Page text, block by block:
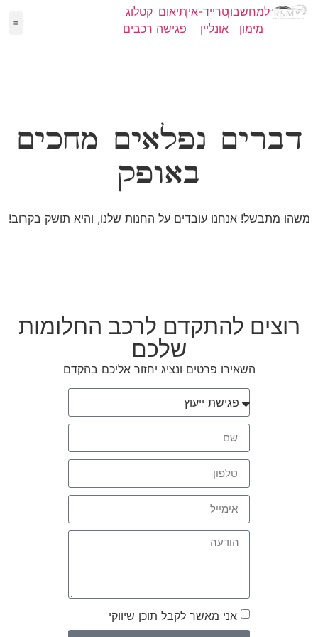
למחשבון
מימון
טרייד-אין
אונליין
תיאום
פגישה
קטלוג
רכבים
דברים נפלאים מחכים
באופק
משהו מתבשל! אנחנו עובדים על החנות שלנו, והיא תושק בקרוב!
רוצים להתקדם לרכב החלומות
שלכם
השאירו פרטים ונציג יחזור אליכם בהקדם
אני מאשר לקבל תוכן שיווקי